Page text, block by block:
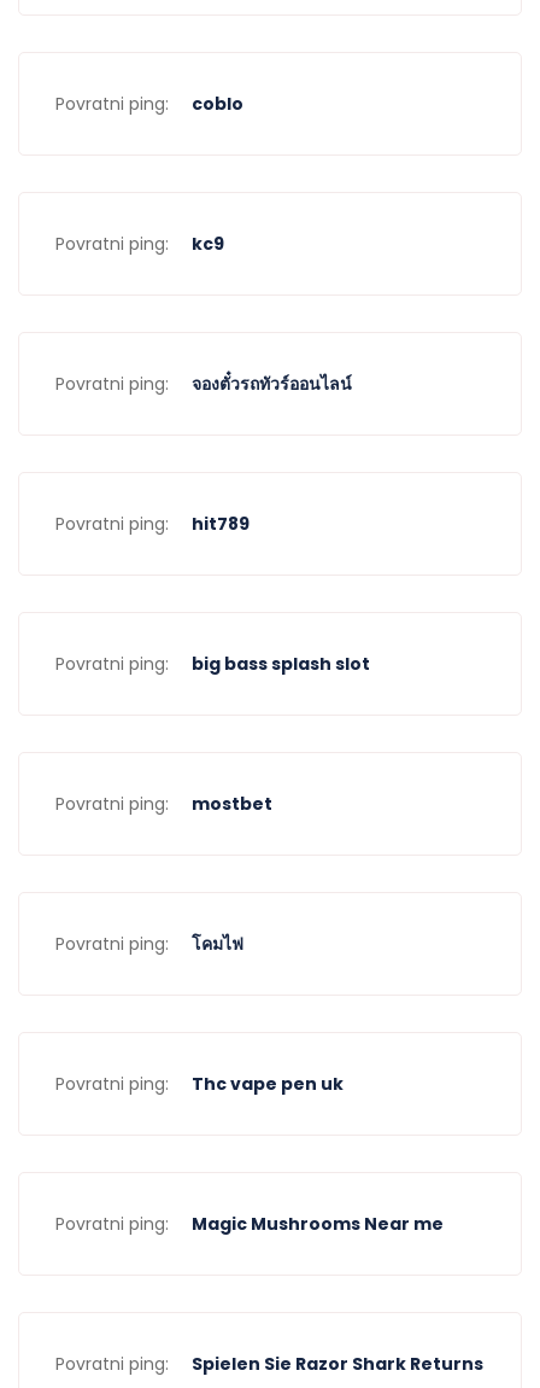
Povratni ping: coblo
Povratni ping: kc9
Povratni ping: จองตั๋วรถทัวร์ออนไลน์
Povratni ping: hit789
Povratni ping: big bass splash slot
Povratni ping: mostbet
Povratni ping: โคมไฟ
Povratni ping: Thc vape pen uk
Povratni ping: Magic Mushrooms Near me
Povratni ping: Spielen Sie Razor Shark Returns